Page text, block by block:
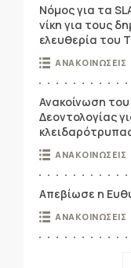
Νόμος για τα
νίκη για τους
ελευθερία του
ΑΝΑΚΟΙΝΩΣΕΙΣ
Ανακοίνωση
Δεοντολογίας
ΑΝΑΚΟΙΝΩΣΕΙΣ
Απεβίωσε η
ΑΝΑΚΟΙΝΩΣΕΙΣ